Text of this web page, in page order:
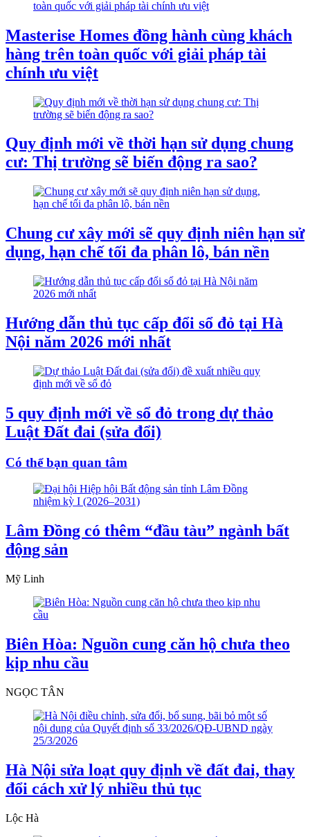
Masterise Homes đồng hành cùng khách
hàng trên toàn quốc với giải pháp tài
chính ưu việt
Quy định mới về thời hạn sử dụng chung
cư: Thị trường sẽ biến động ra sao?
Chung cư xây mới sẽ quy định niên hạn sử
dụng, hạn chế tối đa phân lô, bán nền
Hướng dẫn thủ tục cấp đổi sổ đỏ tại Hà
Nội năm 2026 mới nhất
5 quy định mới về sổ đỏ trong dự thảo
Luật Đất đai (sửa đổi)
Có thể bạn quan tâm
Lâm Đồng có thêm “đầu tàu” ngành bất
động sản
Mỹ Linh
Biên Hòa: Nguồn cung căn hộ chưa theo
kịp nhu cầu
NGỌC TÂN
Hà Nội sửa loạt quy định về đất đai, thay
đổi cách xử lý nhiều thủ tục
Lộc Hà